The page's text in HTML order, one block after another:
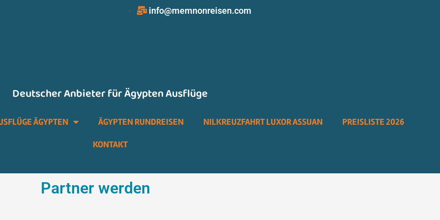
info@memnonreisen.com
Deutscher Anbieter für Ägypten Ausflüge
ÄGYPTEN ÄGYPTEN RUNDREISEN NILKREUZFAHRT LUXOR ASSUAN PREISLISTE 2026
KONTAKT
Partner werden